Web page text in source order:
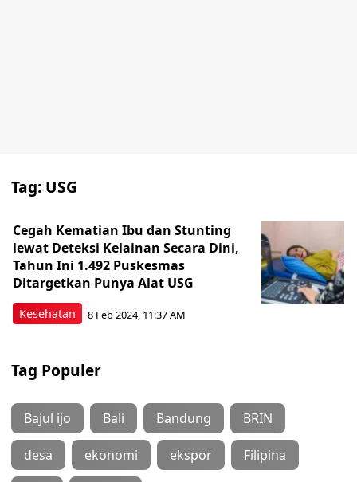
Tag: USG
Kesehatan
Cegah Kematian Ibu dan Stunting
lewat Deteksi Kelainan Secara Dini,
Tahun Ini 1.492 Puskesmas
Ditargetkan Punya Alat USG
8 Feb 2024, 11:37 AM
Tag Populer
Bajul ijo Bali Bandung BRIN
desa ekonomi ekspor Filipina